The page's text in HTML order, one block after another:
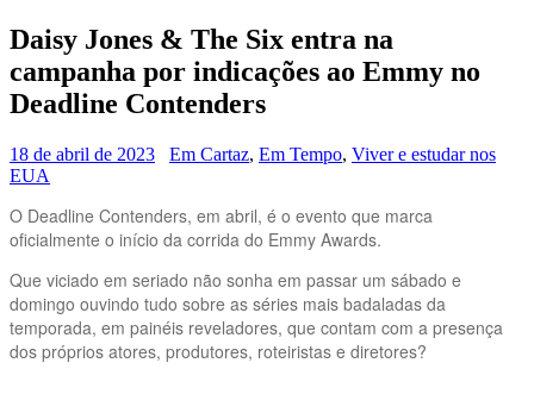
Daisy Jones & The Six entra na
campanha por indicações ao Emmy no
Deadline Contenders
18 de abril de 2023 Em Cartaz, Em Tempo, Viver e estudar nos
EUA
O Deadline Contenders, em abril, é o evento que marca
oficialmente o início da corrida do Emmy Awards.
Que viciado em seriado não sonha em passar um sábado e
domingo ouvindo tudo sobre as séries mais badaladas da
temporada, em painéis reveladores, que contam com a presença
dos próprios atores, produtores, roteiristas e diretores?